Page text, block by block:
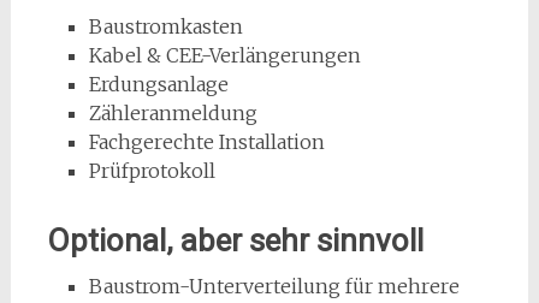
Baustromkasten
Kabel & CEE-Verlängerungen
Erdungsanlage
Zähleranmeldung
Fachgerechte Installation
Prüfprotokoll
Optional, aber sehr sinnvoll
Baustrom-Unterverteilung für mehrere